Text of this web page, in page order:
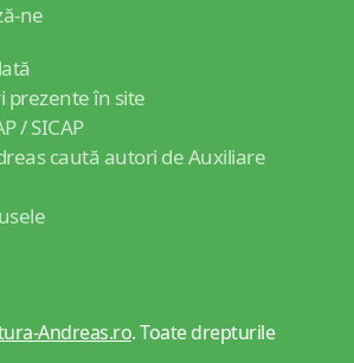
ne
prezente în site
/ SICAP
caută autori de Auxiliare
Andreas.ro. Toate drepturile